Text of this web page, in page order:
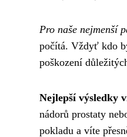
Pro naše nejmenší
počítá. Vždyť kdo
poškození
Nejlepší výsledky
nádorů prostaty
pokladu a víte